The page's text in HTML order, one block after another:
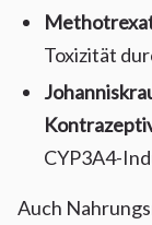
Toxizität
CYP3A4-
Auch